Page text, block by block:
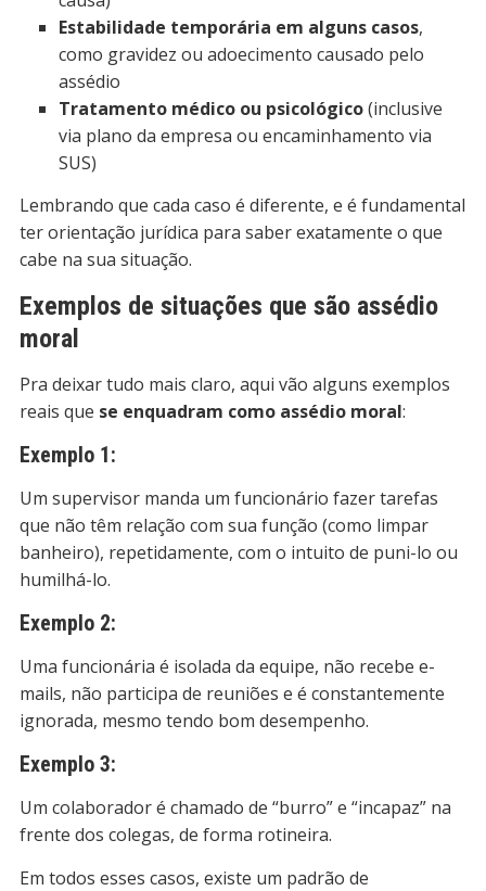
Estabilidade temporária em alguns casos,
como gravidez ou adoecimento causado pelo
assédio
Tratamento médico ou psicológico(inclusive
via plano da empresa ou encaminhamento via
SUS)
Lembrando que cada caso é diferente, e é fundamental
ter orientação jurídica para saber exatamente o que
cabe na sua situação.
Exemplos de situações que são assédio
moral
Pra deixar tudo mais claro, aqui vão alguns exemplos
reais que se enquadram como assédio moral:
Exemplo 1:
Um supervisor manda um funcionário fazer tarefas
que não têm relação com sua função (como limpar
banheiro), repetidamente, com o intuito de puni-lo ou
humilhá-lo.
Exemplo 2:
Uma funcionária é isolada da equipe, não recebe e-
mails, não participa de reuniões e é constantemente
ignorada, mesmo tendo bom desempenho.
Exemplo 3:
Um colaborador é chamado de “burro” e “incapaz” na
frente dos colegas, de forma rotineira.
Em todos esses casos, existe um padrão de